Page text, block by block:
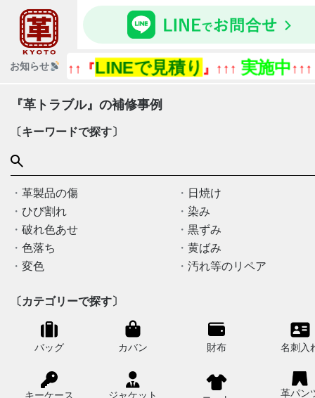
お知らせ
↑↑↑『LINEで見積り』↑↑↑実施中 ↑↑↑『今
『革トラブル』の補修事例
〔キーワードで探す〕
革製品の傷
日焼け
ひび割れ
染み
破れ色あせ
黒ずみ
色落ち
黄ばみ
変色
汚れ等のリペア
〔カテゴリーで探す〕
バッグ カバン 財布 名刺入
キーケース ジャケット 革パン